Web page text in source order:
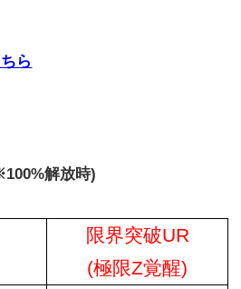
ら
解放時)
限界突破UR
(極限Z覚醒)